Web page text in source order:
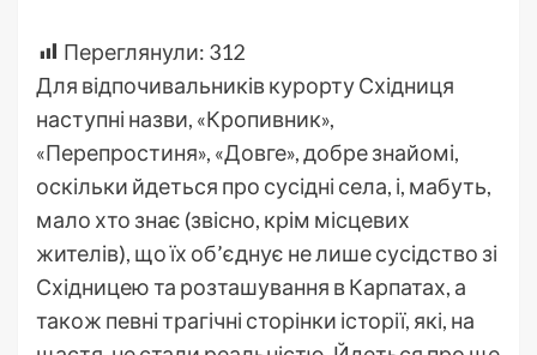
Переглянули: 312
Для відпочивальників курорту Східниця
наступні назви, «Кропивник»,
«Перепростиня», «Довге», добре знайомі,
оскільки йдеться про сусідні села, і, мабуть,
мало хто знає (звісно, крім місцевих
жителів), що їх об’єднує не лише сусідство зі
Східницею та розташування в Карпатах, а
також певні трагічні сторінки історії, які, на